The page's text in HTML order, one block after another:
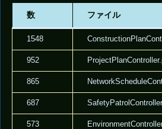
数 ファイル
1548
952
865
687
573